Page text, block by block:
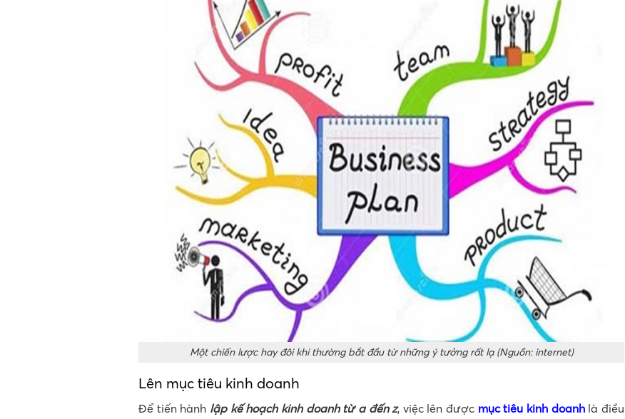
Một chiến lược hay đôi khi thường bắt đầu từ những ý tưởng rất lạ (Nguồn: internet)
Lên mục tiêu kinh doanh
Để tiến hành lập kế hoạch kinh doanh từ a đến z, việc lên được mục tiêu kinh doanhlà điều